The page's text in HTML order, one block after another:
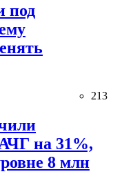
под
213
на 31%,
8 млн